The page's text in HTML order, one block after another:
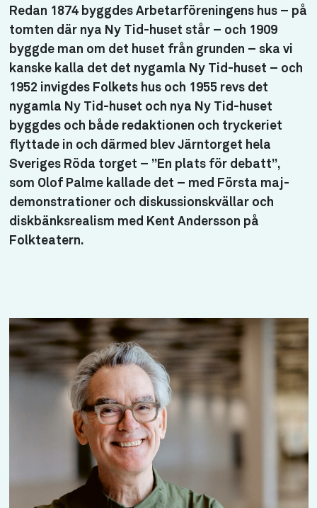
Redan 1874 byggdes Arbetarföreningens hus – på
tomten där nya Ny Tid-huset står – och 1909
byggde man om det huset från grunden – ska vi
kanske kalla det det nygamla Ny Tid-huset – och
1952 invigdes Folkets hus och 1955 revs det
nygamla Ny Tid-huset och nya Ny Tid-huset
byggdes och både redaktionen och tryckeriet
flyttade in och därmed blev Järntorget hela
Sveriges Röda torget – ”En plats för debatt”,
som Olof Palme kallade det – med Första maj-
demonstrationer och diskussionskvällar och
diskbänksrealism med Kent Andersson på
Folkteatern.